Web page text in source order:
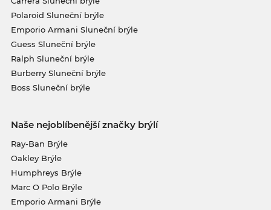
Polaroid Sluneční brýle
Emporio Armani Sluneční brýle
Guess Sluneční brýle
Ralph Sluneční brýle
Burberry Sluneční brýle
Boss Sluneční brýle
Naše nejoblíbenější značky brýlí
Ray-Ban Brýle
Oakley Brýle
Humphreys Brýle
Marc O Polo Brýle
Emporio Armani Brýle